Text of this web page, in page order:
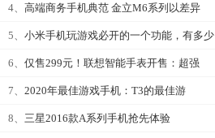
4、 高端商务手机典范 金立M6系列以差异
5、 小米手机玩游戏必开的一个功能，有多少
6、 仅售299元！联想智能手表开售：超强
7、 2020年最佳游戏手机：T3的最佳游
8、 三星2016款A系列手机抢先体验